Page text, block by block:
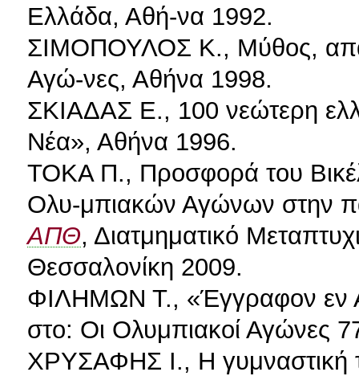
Ελλάδα, Αθή-να 1992.
ΣΙΜΟΠΟΥΛΟΣ Κ., Μύθος,
Αγώ-νες, Αθήνα 1998.
ΣΚΙΑΔΑΣ Ε., 100 νεώτερη
Νέα», Αθήνα 1996.
ΤΟΚΑ Π., Προσφορά του
Ολυ-μπιακών Αγώνων στην
ΑΠΘ, Διατμηματικό
Θεσσαλονίκη 2009.
ΦΙΛΗΜΩΝ Τ., «Έγγραφον εν
στο: Οι Ολυμπιακοί Αγώνες
ΧΡΥΣΑΦΗΣ Ι., Η